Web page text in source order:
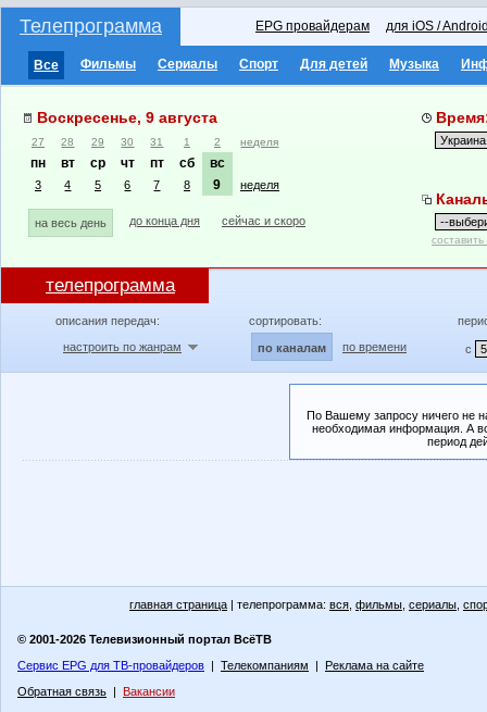
Телепрограмма EPG провайдерам для iOS /
Все Фильмы Сериалы Спорт Для детей Музыка
Воскресенье, 9 августа
27 28 29 30 31 1 2 неделя
пн вт ср чт пт сб вс
3 4 5 6 7 8 9 неделя
на весь день до конца дня сейчас и скоро
телепрограмма
описания передач:
настроить по жанрам
сортировать:
по каналам по времени с
По Вашему запросу ничего не
необходимая информация. А
период
главная страница | телепрограмма: вся фильмы сериалы
© 2001-2026 Телевизионный портал ВсёТВ
Сервис EPG для ТВ-провайдеров | Телекомпаниям | Реклама на сайте
Обратная связь | Вакансии